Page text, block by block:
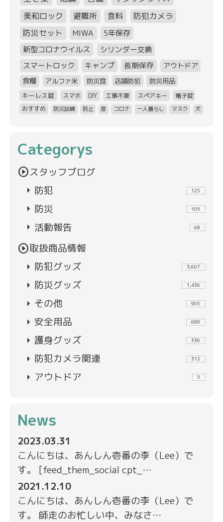
美和ロック
避難所 食料
防犯カメラ
防災セット
MIWA
5年保存
新型コロナウイルス
シリンダー交換
スマートロック
キャンプ 長期保存
アウトドア
食糧
アルファ米 防災食 店舗防犯 防災用品
キーレス錠 スマホ DIY 工事不要 スペアキー
電子錠
おすすめ
防災訓練 防止 窓 コロナ 一人暮らし マスク 犬
Categorys
play_circleスタッフブログ
arrow_right 防犯 125
arrow_right 防災 105
arrow_right 活動報告 68
play_circle取扱商品情報
arrow_right 防犯グッズ 3,607
arrow_right 防災グッズ 1,436
arrow_right その他 905
arrow_right 安全用品 689
arrow_right 護身グッズ 336
arrow_right 防犯カメラ関連 312
arrow_right アウトドア 5
News
2023.03.31
こんにちは、あんしん壱番の李（Lee）で
す。 [feed_them_social cpt_…
2021.12.10
こんにちは、あんしん壱番の李（Lee）で
す。 師走のお忙しい中、みなさ…